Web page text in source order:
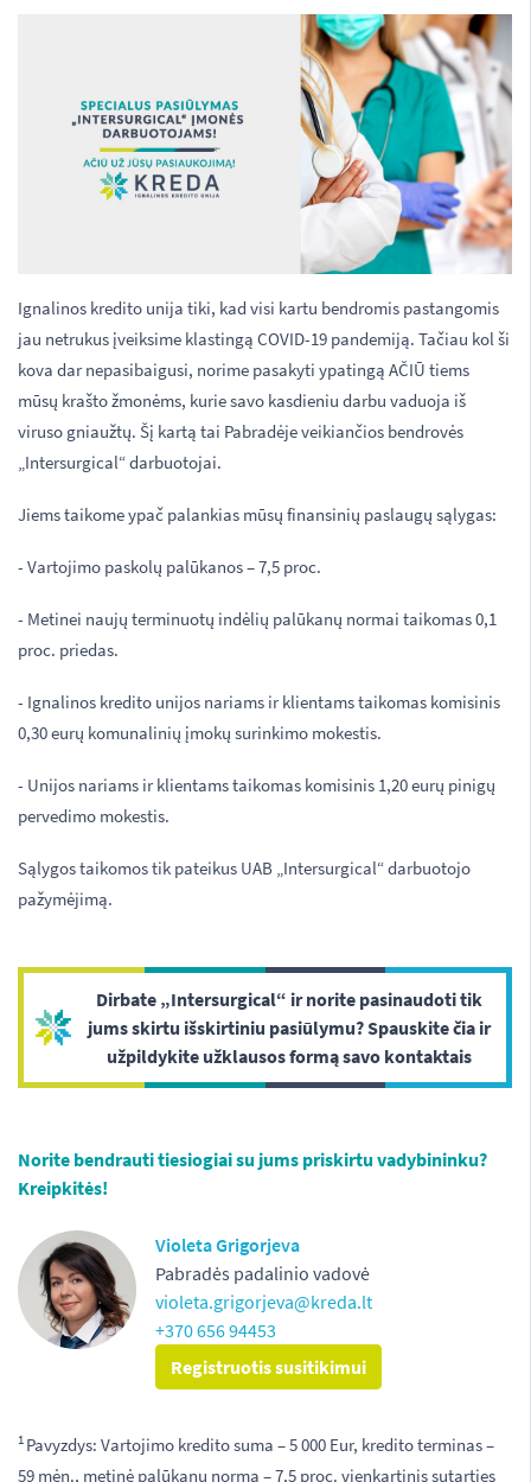
Ignalinos kredito unija tiki, kad visi kartu bendromis pastangomis
jau netrukus įveiksime klastingą COVID-19 pandemiją. Tačiau kol ši
kova dar nepasibaigusi, norime pasakyti ypatingą AČIŪ tiems
mūsų krašto žmonėms, kurie savo kasdieniu darbu vaduoja iš
viruso gniaužtų. Šį kartą tai Pabradėje veikiančios bendrovės
„Intersurgical“ darbuotojai.
Jiems taikome ypač palankias mūsų finansinių paslaugų sąlygas:
- Vartojimo paskolų palūkanos – 7,5 proc.
- Metinei naujų terminuotų indėlių palūkanų normai taikomas 0,1
proc. priedas.
- Ignalinos kredito unijos nariams ir klientams taikomas komisinis
0,30 eurų komunalinių įmokų surinkimo mokestis.
- Unijos nariams ir klientams taikomas komisinis 1,20 eurų pinigų
pervedimo mokestis.
Sąlygos taikomos tik pateikus UAB „Intersurgical“ darbuotojo
pažymėjimą.
Dirbate „Intersurgical“ ir norite pasinaudoti tik
jums skirtu išskirtiniu pasiūlymu? Spauskite čia ir
užpildykite užklausos formą savo kontaktais
Norite bendrauti tiesiogiai su jums priskirtu vadybininku?
Kreipkitės!
Violeta Grigorjeva
Pabradės padalinio vadovė
violeta.grigorjeva@kreda.lt
+370 656 94453
Registruotis susitikimui
1 Pavyzdys: Vartojimo kredito suma – 5 000 Eur, kredito terminas –
59 mėn., metinė palūkanų norma – 7,5 proc. vienkartinis sutarties